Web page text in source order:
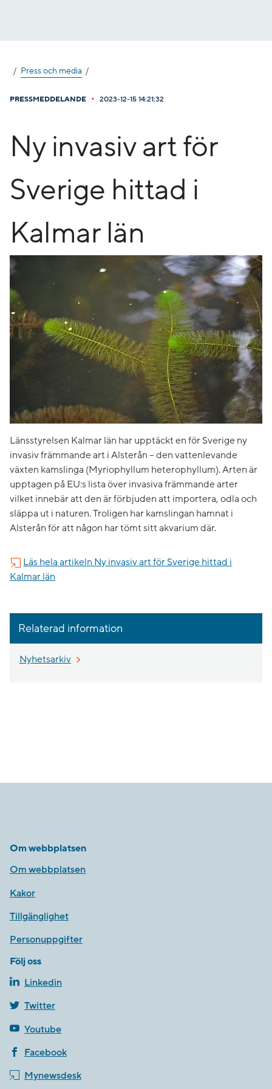
Press och media
PRESSMEDDELANDE • 2023-12-15 14:21:32
Ny invasiv art för
Sverige hittad i
Kalmar län
Länsstyrelsen Kalmar län har upptäckt en för Sverige ny
invasiv främmande art i Alsterån – den vattenlevande
växten kamslinga (Myriophyllum heterophyllum). Arten är
upptagen på EU:s lista över invasiva främmande arter
vilket innebär att den är förbjuden att importera, odla och
släppa ut i naturen. Troligen har kamslingan hamnat i
Alsterån för att någon har tömt sitt akvarium där.
Läs hela artikeln Ny invasiv art för Sverige hittad i
Kalmar län
Relaterad information
Nyhetsarkiv
Om webbplatsen
Om webbplatsen
Kakor
Tillgänglighet
Personuppgifter
Följ oss
Linkedin
Twitter
Youtube
Facebook
Mynewsdesk